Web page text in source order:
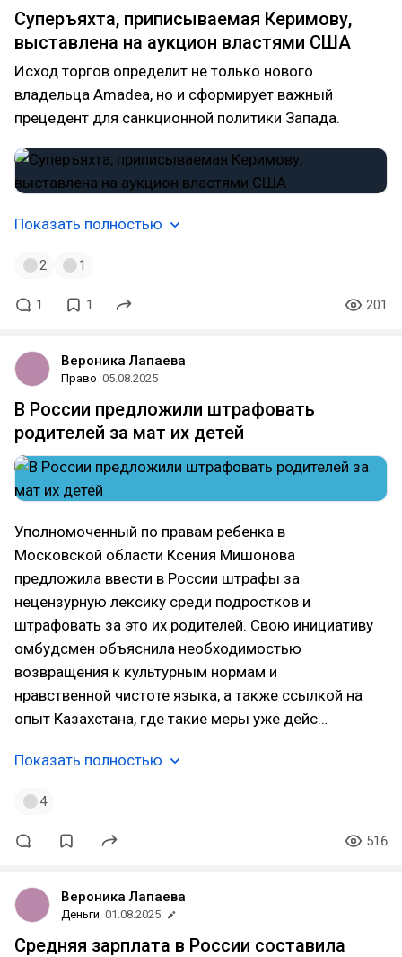
Суперъяхта, приписываемая Керимову,
выставлена на аукцион властями США
Исход торгов определит не только нового
владельца Amadea, но и сформирует важный
прецедент для санкционной политики Запада.
Показать полностью
2 1
1 1 201
Вероника Лапаева
Право 05.08.2025
В России предложили штрафовать
родителей за мат их детей
Уполномоченный по правам ребенка в
Московской области Ксения Мишонова
предложила ввести в России штрафы за
нецензурную лексику среди подростков и
штрафовать за это их родителей. Свою инициативу
омбудсмен объяснила необходимостью
возвращения к культурным нормам и
нравственной чистоте языка, а также ссылкой на
опыт Казахстана, где такие меры уже дейс…
Показать полностью
4
516
Вероника Лапаева
Деньги 01.08.2025
Средняя зарплата в России составила